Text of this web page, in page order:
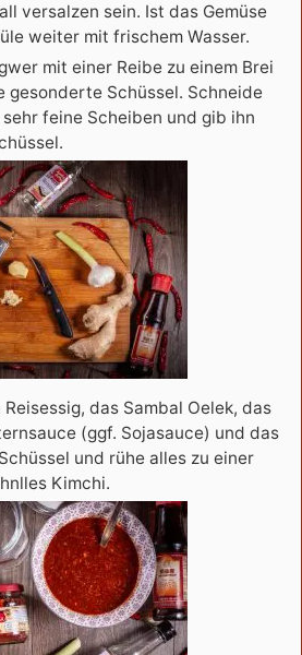
versalzen sein. Ist das Gemüse
weiter mit frischem Wasser.
mit einer Reibe zu einem Brei
gesonderte Schüssel. Schneide
feine Scheiben und gib ihn
das Sambal Oelek, das
(ggf. Sojasauce) und das
und rühe alles zu einer
Kimchi.